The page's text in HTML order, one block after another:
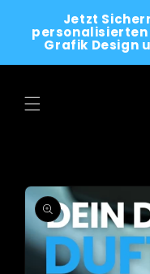
Skip to
contentJetzt
Grafik Design
product
information